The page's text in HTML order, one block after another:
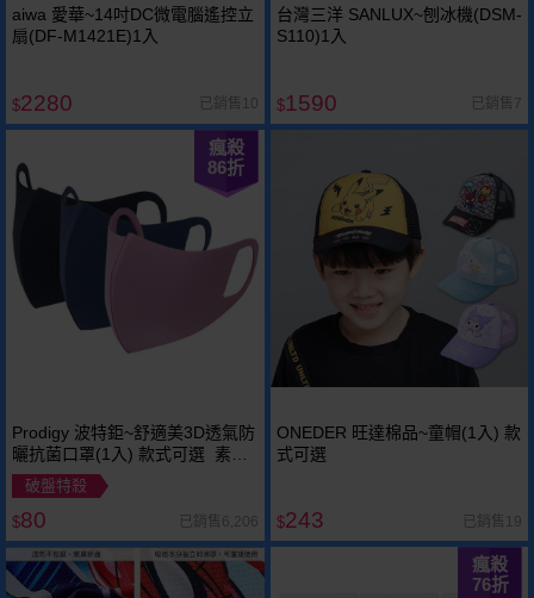
aiwa 愛華~14吋DC微電腦遙控立
扇(DF-M1421E)1入
$2280 已銷售10
台灣三洋 SANLUX~刨冰機(DSM-
S110)1入
$1590 已銷售7
瘋殺
86折
Prodigy 波特鉅~舒適美3D透氣防
曬抗菌口罩(1入) 款式可選 素色
成人口罩
破盤特殺
$80 已銷售6,206
ONEDER 旺達棉品~童帽(1入) 款
式可選
$243 已銷售19
瘋殺
76折